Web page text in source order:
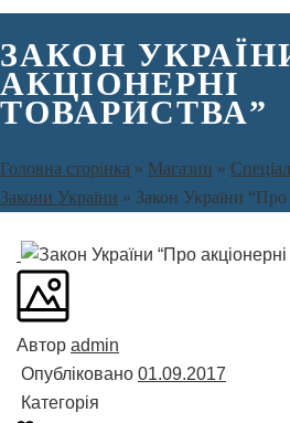
ЗАКОН
АКЦІОНЕРНІ
ТОВАРИСТВА”
Головна сторінка » Магазин »
Закони України » Закон України “Про
Автор admin
Опубліковано 01.09.2017
Категорія